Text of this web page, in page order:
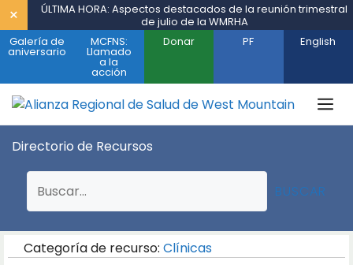
Saltar
al
contenido
×
ÚLTIMA HORA: Aspectos destacados de la reunión trimestral
de julio de la WMRHA
Galería de
aniversario
MCFNS:
Llamado
a la
acción
Donar PF English
Directorio de Recursos
BUSCAR
Categoría de recurso: Clínicas